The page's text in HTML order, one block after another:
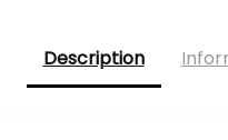
Description